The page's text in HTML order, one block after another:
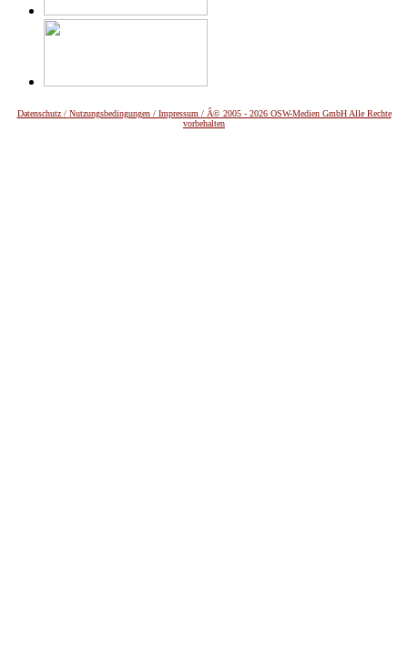
Datenschutz / Nutzungsbedingungen / Impressum / Â© 2005 - 2026 OSW-Medien GmbH Alle Rechte
vorbehalten